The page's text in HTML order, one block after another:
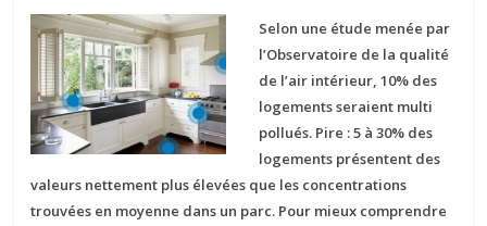
Selon une étude menée par
l’Observatoire de la qualité
de l’air intérieur, 10% des
logements seraient multi
pollués. Pire : 5 à 30% des
logements présentent des
valeurs nettement plus élevées que les concentrations
trouvées en moyenne dans un parc. Pour mieux comprendre